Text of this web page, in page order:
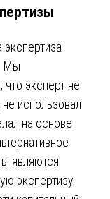
Мы
эксперт не
использовал
на основе
являются
экспертизу,